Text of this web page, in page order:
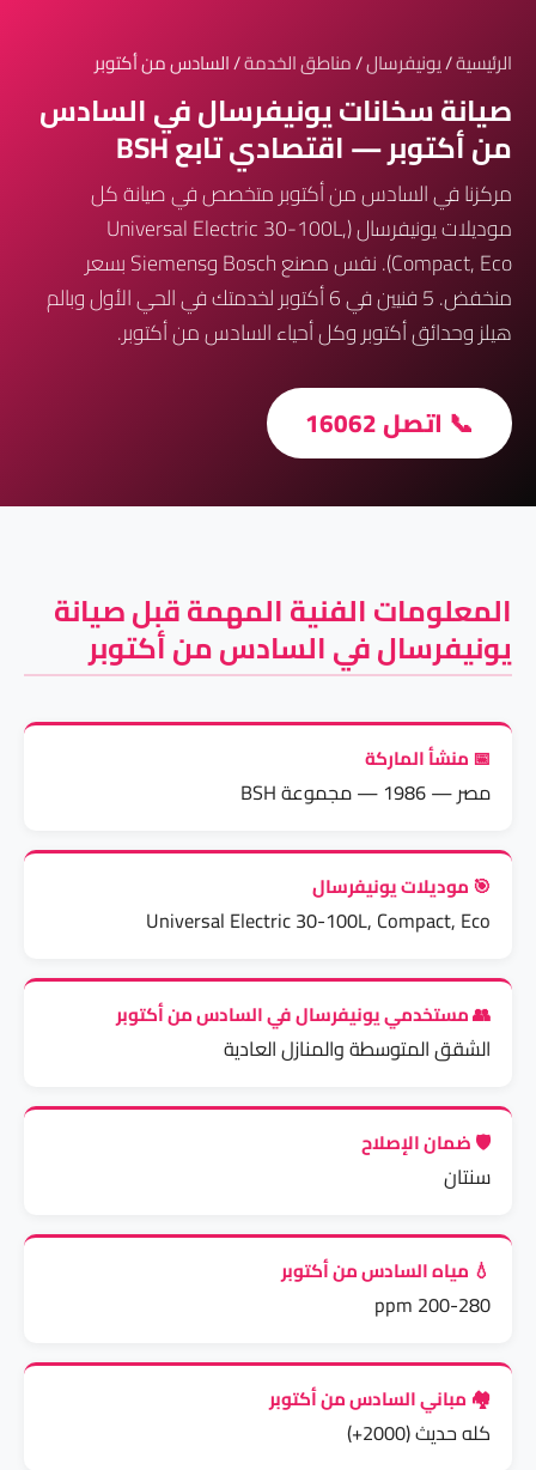
الرئيسية/يونيفرسال/مناطق الخدمة/ السادس من أكتوبر
صيانة سخانات يونيفرسال في السادس
من أكتوبر — اقتصادي تابع BSH
مركزنا في السادس من أكتوبر متخصص في صيانة كل
موديلات يونيفرسال (Universal Electric 30-100L,
Compact, Eco). نفس مصنع Bosch وSiemens بسعر
منخفض. 5 فنيين في 6 أكتوبر لخدمتك في الحي الأول وبالم
هيلز وحدائق أكتوبر وكل أحياء السادس من أكتوبر.
📞 اتصل 16062
المعلومات الفنية المهمة قبل صيانة
يونيفرسال في السادس من أكتوبر
📅 منشأ الماركة
مصر — 1986 — مجموعة BSH
🎯 موديلات يونيفرسال
Universal Electric 30-100L, Compact, Eco
👥 مستخدمي يونيفرسال في السادس من أكتوبر
الشقق المتوسطة والمنازل العادية
🛡️ ضمان الإصلاح
سنتان
💧 مياه السادس من أكتوبر
200-280 ppm
🏘️ مباني السادس من أكتوبر
كله حديث (2000+)